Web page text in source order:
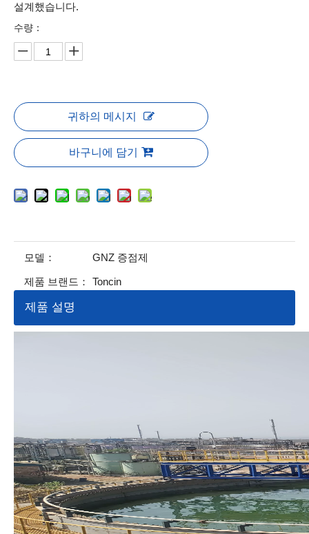
설계했습니다.
수량：
귀하의 메시지
바구니에 담기
모델： GNZ 증점제
제품 브랜드： Toncin
제품 설명